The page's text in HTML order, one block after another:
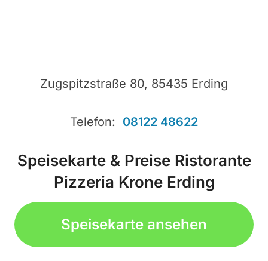
Zugspitzstraße 80, 85435 Erding
Telefon: 08122 48622
Speisekarte & Preise Ristorante
Pizzeria Krone Erding
Speisekarte ansehen